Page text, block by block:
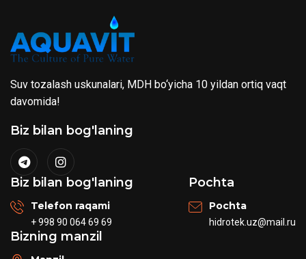
Suv tozalash uskunalari, MDH bo‘yicha 10 yildan ortiq vaqt
davomida!
Biz bilan bog'laning
Biz bilan bog'laning
Telefon raqami
+ 998 90 064 69 69
Pochta
Pochta
hidrotek.uz@mail.ru
Bizning manzil